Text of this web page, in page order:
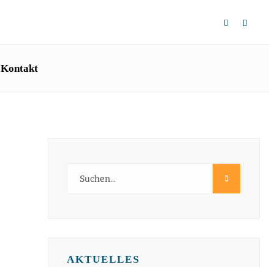
Kontakt
AKTUELLES